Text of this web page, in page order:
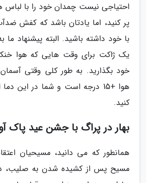
احتیاجی نیست چمدان خود را با لباس
پر کنید، اما یادتان باشد که کفش
با خود داشته باشید. البته پیشنهاد
یک ژاکت برای وقت هایی که هوا
خود بگذارید. به طور کلی وقتی
هوا +15 درجه است و شما در
کنید.
بهار در پراگ با جشن عید پاک
همانطور که می دانید، مسیحیان
مسیح پس از کشیده شدن به صلیب،